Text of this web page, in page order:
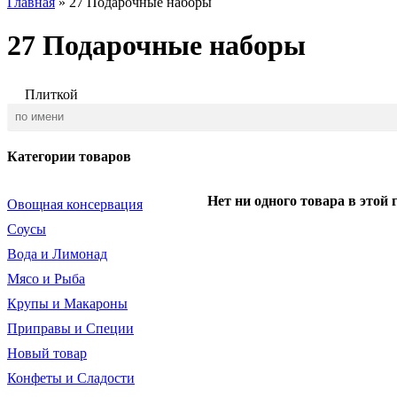
27 Подарочные наборы
Плиткой
Категории товаров
Овощная консервация
Соусы
Вода и Лимонад
Мясо и Рыба
Крупы и Макароны
Приправы и Специи
Новый товар
Конфеты и Сладости
Нет ни одного товара в этой